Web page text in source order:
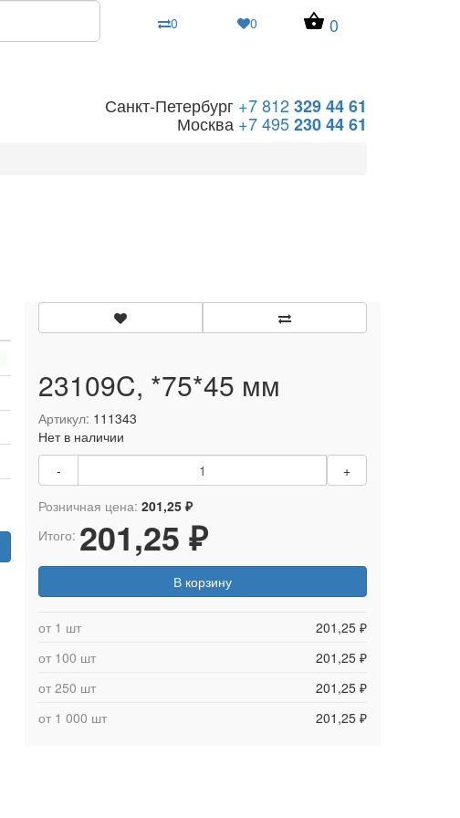
0 0 0
Санкт-Петербург +7 812329 44 61
Москва +7 495230 44 61
23109C, *75*45 мм
Артикул: 111343
Нет в наличии
-
+
Розничная цена: 201,25 ₽
Итого: 201,25 ₽
В корзину
от 1 шт
201,25 ₽
от 100 шт
201,25 ₽
от 250 шт
201,25 ₽
от 1 000 шт
201,25 ₽